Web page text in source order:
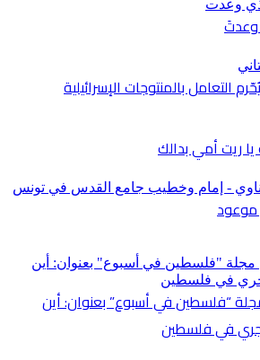
وعدتَ
التعامل بالمنتوجات الإسرائيلية
يا ريت أمي بدالك
من مجلة “فلسطين في أسبوع” بعنوان: أين
في فلسطين